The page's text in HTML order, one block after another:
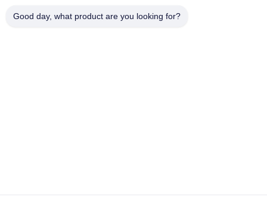
Good day, what product are you looking for?